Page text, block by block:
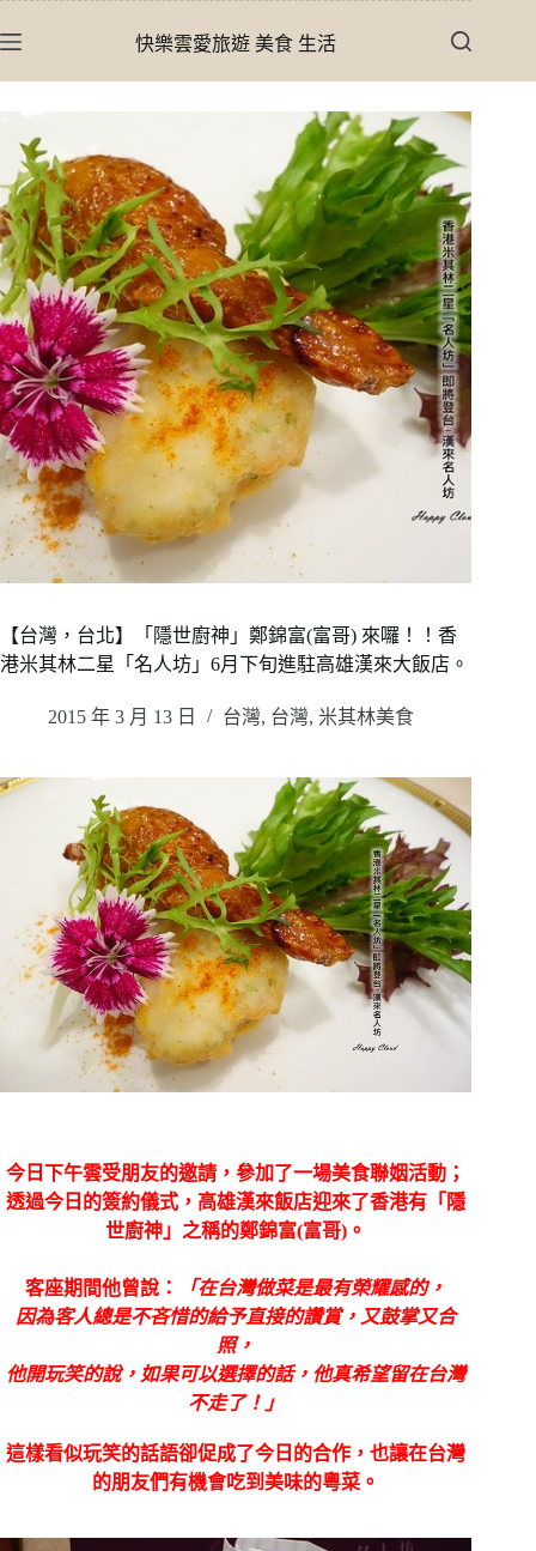
至
快樂雲愛旅遊 美食 生活
【台灣，台北】「隱世廚神」鄭錦富(富哥) 來囉！！香
港米其林二星「名人坊」6月下旬進駐高雄漢來大飯店。
2015 年 3 月 13 日 台灣, 台灣, 米其林美食
今日下午雲受朋友的邀請，參加了一場美食聯姻活動；
透過今日的簽約儀式，高雄漢來飯店迎來了香港有「隱
世廚神」之稱的鄭錦富(富哥)。
客座期間他曾說：
「在台灣做菜是最有榮耀感的，
因為客人總是不吝惜的給予直接的讚賞，又鼓掌又合
照，
他開玩笑的說，如果可以選擇的話，他真希望留在台灣
不走了！」
這樣看似玩笑的話語卻促成了今日的合作，也讓在台灣
的朋友們有機會吃到美味的粵菜。